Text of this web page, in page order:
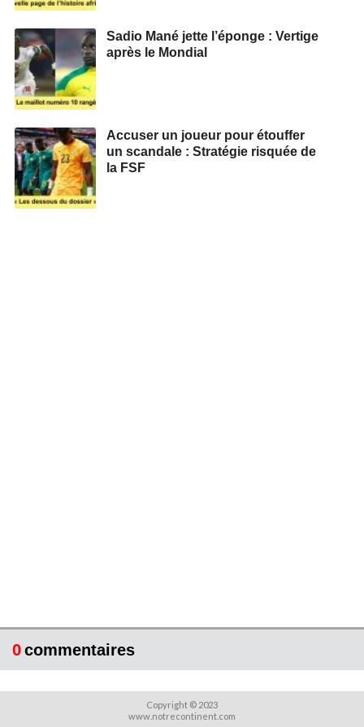
Sadio Mané jette l’éponge : Vertige
après le Mondial
Accuser un joueur pour étouffer
un scandale : Stratégie risquée de
la FSF
0commentaires
Copyright © 2023
www.notrecontinent.com